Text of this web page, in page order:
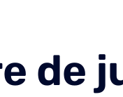
de